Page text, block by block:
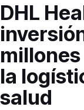
DHL
la
salud